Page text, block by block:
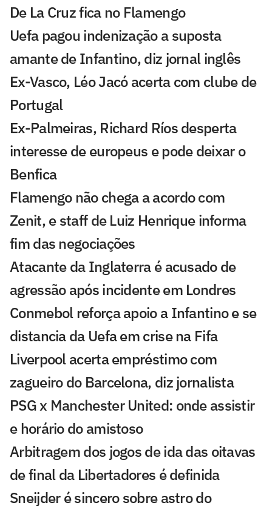
De La Cruz fica no Flamengo
Uefa pagou indenização a suposta
amante de Infantino, diz jornal inglês
Ex-Vasco, Léo Jacó acerta com clube de
Portugal
Ex-Palmeiras, Richard Ríos desperta
interesse de europeus e pode deixar o
Benfica
Flamengo não chega a acordo com
Zenit, e staff de Luiz Henrique informa
fim das negociações
Atacante da Inglaterra é acusado de
agressão após incidente em Londres
Conmebol reforça apoio a Infantino e se
distancia da Uefa em crise na Fifa
Liverpool acerta empréstimo com
zagueiro do Barcelona, diz jornalista
PSG x Manchester United: onde assistir
e horário do amistoso
Arbitragem dos jogos de ida das oitavas
de final da Libertadores é definida
Sneijder é sincero sobre astro do